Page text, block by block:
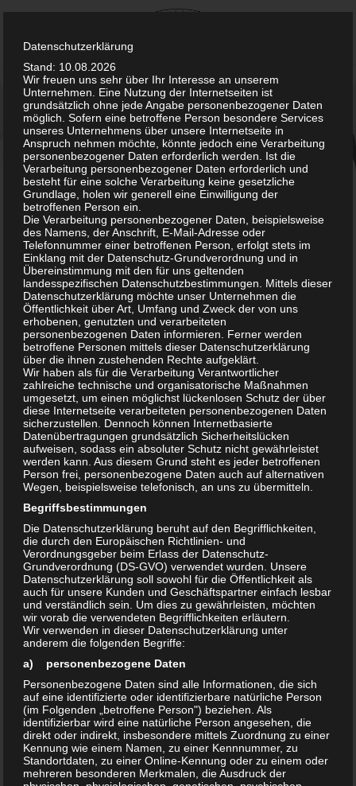
content
Grundstoffe
Zink-Glycinat Pulver:
– Verpackung: 500g
Standbodenbeutel,
wiederverschließbar
– Zinkgehalt: 29%
– Beschaffenheit: reines Pulver,
LM-Qualität
– Lagerung: trocken und bei Raumtemperatur,
Sonneneinstrahlung vermeiden
mehr Infos:
Magnesium-Citrat Pulver :
– Verpackung: 500g
Standbodenbeutel,
wiederverschließbar
– Magnesiumgehalt: 15,4%
– Beschaffenheit: reines Pulver,
LM-Qualität
– Lagerung: trocken und bei Raumtemperatur,
Sonneneinstrahlung vermeiden
mehr Infos:
Datenschutzerklärung
Stand: 10.08.2026
Wir freuen uns sehr über Ihr Interesse an unserem
Unternehmen. Eine Nutzung der Internetseiten ist
grundsätzlich ohne jede Angabe personenbezogener Daten
möglich. Sofern eine betroffene Person besondere Services
unseres Unternehmens über unsere Internetseite in
Anspruch nehmen möchte, könnte jedoch eine Verarbeitung
personenbezogener Daten erforderlich werden. Ist die
Verarbeitung personenbezogener Daten erforderlich und
besteht für eine solche Verarbeitung keine gesetzliche
Grundlage, holen wir generell eine Einwilligung der
betroffenen Person ein.
Die Verarbeitung personenbezogener Daten, beispielsweise
des Namens, der Anschrift, E-Mail-Adresse oder
Telefonnummer einer betroffenen Person, erfolgt stets im
Einklang mit der Datenschutz-Grundverordnung und in
Übereinstimmung mit den für uns geltenden
landesspezifischen Datenschutzbestimmungen. Mittels dieser
Datenschutzerklärung möchte unser Unternehmen die
Öffentlichkeit über Art, Umfang und Zweck der von uns
erhobenen, genutzten und verarbeiteten
personenbezogenen Daten informieren. Ferner werden
betroffene Personen mittels dieser Datenschutzerklärung
über die ihnen zustehenden Rechte aufgeklärt.
Wir haben als für die Verarbeitung Verantwortlicher
zahlreiche technische und organisatorische Maßnahmen
umgesetzt, um einen möglichst lückenlosen Schutz der über
diese Internetseite verarbeiteten personenbezogenen Daten
sicherzustellen. Dennoch können Internetbasierte
Datenübertragungen grundsätzlich Sicherheitslücken
aufweisen, sodass ein absoluter Schutz nicht gewährleistet
werden kann. Aus diesem Grund steht es jeder betroffenen
Person frei, personenbezogene Daten auch auf alternativen
Wegen, beispielsweise telefonisch, an uns zu übermitteln.
Begriffsbestimmungen
Die Datenschutzerklärung beruht auf den Begrifflichkeiten,
die durch den Europäischen Richtlinien- und
Verordnungsgeber beim Erlass der Datenschutz-
Grundverordnung (DS-GVO) verwendet wurden. Unsere
Datenschutzerklärung soll sowohl für die Öffentlichkeit als
auch für unsere Kunden und Geschäftspartner einfach lesbar
und verständlich sein. Um dies zu gewährleisten, möchten
wir vorab die verwendeten Begrifflichkeiten erläutern.
Wir verwenden in dieser Datenschutzerklärung unter
anderem die folgenden Begriffe:
a) personenbezogene Daten
Personenbezogene Daten sind alle Informationen, die sich
auf eine identifizierte oder identifizierbare natürliche Person
(im Folgenden „betroffene Person") beziehen. Als
identifizierbar wird eine natürliche Person angesehen, die
direkt oder indirekt, insbesondere mittels Zuordnung zu einer
Kennung wie einem Namen, zu einer Kennnummer, zu
Standortdaten, zu einer Online-Kennung oder zu einem oder
mehreren besonderen Merkmalen, die Ausdruck der